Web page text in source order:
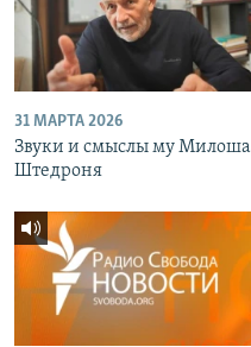
31 МАРТА 2026
Звуки и смыслы му Милоша
Штедроня